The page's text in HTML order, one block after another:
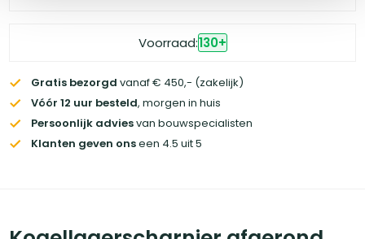
Voorraad:130+
Gratis bezorgd vanaf € 450,- (zakelijk)
Vóór 12 uur besteld, morgen in huis
Persoonlijk adviesvan bouwspecialisten
Klanten geven onseen 4.5 uit 5